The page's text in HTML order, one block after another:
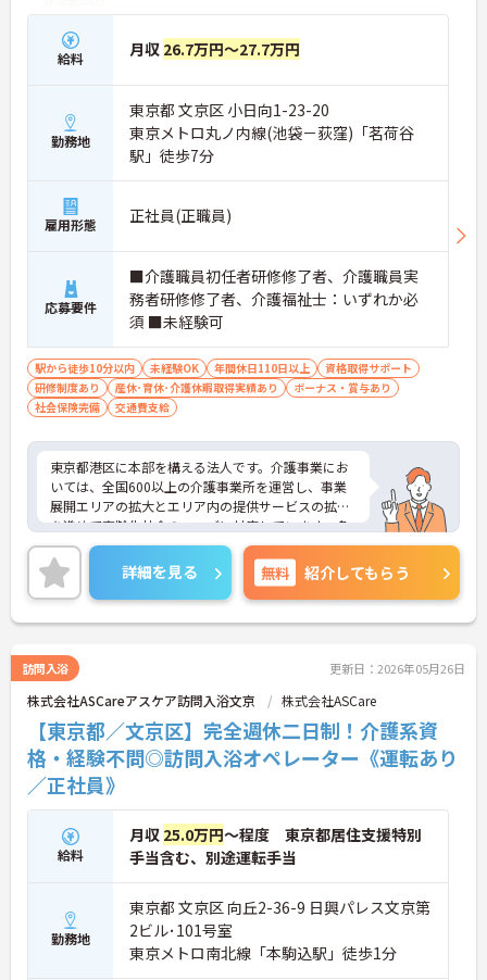
給料 月収 26.7万円～27.7万円
勤務地
東京都 文京区 小日向1-23-20
東京メトロ丸ノ内線(池袋－荻窪)「茗荷谷
駅」徒歩7分
雇用形態 正社員(正職員)
応募要件
■介護職員初任者研修修了者、介護職員実
務者研修修了者、介護福祉士：いずれか必
須 ■未経験可
駅から徒歩10分以内 未経験OK 年間休日110日以上
資格取得サポート
研修制度あり
産休･育休･介護休暇取得実績あり
ボーナス・賞与あり
社会保険完備
交通費支給
東京都港区に本部を構える法人です。介護事業にお
いては、全国600以上の介護事業所を運営し、事業
展開エリアの拡大とエリア内の提供サービスの拡充
を進めて高齢化社会のニーズに対応しています。多
職種との密な連携による「チームケア」で利用者の
暮らしをサポートしています。母体の安定より充実
した福利厚生等の待遇面も魅力です。また、年間休
日は120日以上あり、ワークライフバランスを重視
する方にもおすすめです。ご興味のある方には、面
すのでお気軽にご相談ください！
詳細を見る 無料 紹介してもらう
訪問入浴 更新日：2026年05月26日
株式会社ASCareアスケア訪問入浴文京 株式会社ASCare
【東京都／文京区】完全週休二日制！介護系資
格・経験不問◎訪問入浴オペレーター《運転あり
／正社員》
給料
月収 25.0万円～程度 東京都居住支援特別
手当含む、別途運転手当
勤務地
東京都 文京区 向丘2-36-9 日興パレス文京第
2ビル･101号室
東京メトロ南北線「本駒込駅」徒歩1分